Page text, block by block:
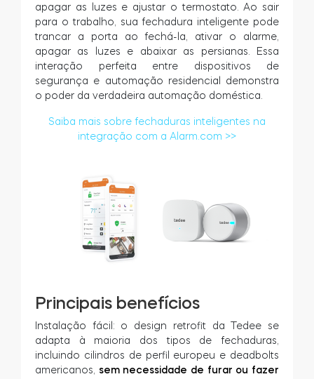
apagar as luzes e ajustar o termostato. Ao sair
para o trabalho, sua fechadura inteligente pode
trancar a porta ao fechá-la, ativar o alarme,
apagar as luzes e abaixar as persianas. Essa
interação perfeita entre dispositivos de
segurança e automação residencial demonstra
o poder da verdadeira automação doméstica.
Saiba mais sobre fechaduras inteligentes na
integração com a Alarm.com >>
Principais benefícios
Instalação fácil: o design retrofit da Tedee se
adapta à maioria dos tipos de fechaduras,
incluindo cilindros de perfil europeu e deadbolts
americanos, sem necessidade de furar ou fazer